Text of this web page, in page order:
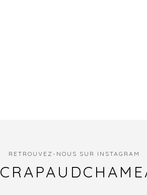
RETROUVEZ-NOUS SUR INSTAGRAM